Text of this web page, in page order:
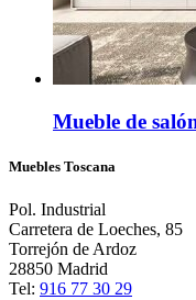
Mueble de
Muebles Toscana
Pol. Industrial
Carretera de Loeches, 85
Torrejón de Ardoz
28850 Madrid
Tel: 916 77 30 29